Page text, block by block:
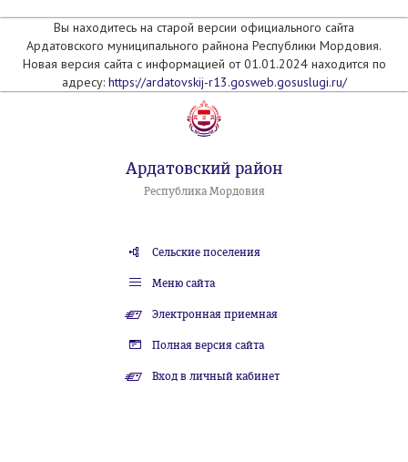
Вы находитесь на старой версии официального сайта
Ардатовского муниципального райнона Республики Мордовия.
Новая версия сайта с информацией от 01.01.2024 находится по
адресу: https://ardatovskij-r13.gosweb.gosuslugi.ru/
Ардатовский район
Республика Мордовия
Сельские поселения
Меню сайта
Электронная приемная
Полная версия сайта
Вход в личный кабинет